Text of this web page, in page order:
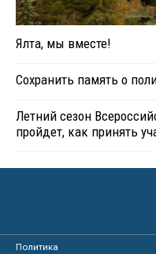
Ялта, мы вместе!
Сохранить память о
Летний сезон
пройдет, как принять
Политика